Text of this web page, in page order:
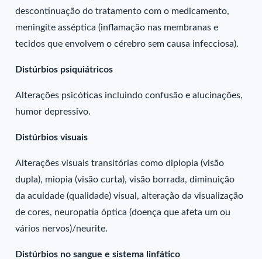
descontinuação do tratamento com o medicamento,
meningite asséptica (inflamação nas membranas e
tecidos que envolvem o cérebro sem causa infecciosa).
Distúrbios psiquiátricos
Alterações psicóticas incluindo confusão e alucinações,
humor depressivo.
Distúrbios visuais
Alterações visuais transitórias como diplopia (visão
dupla), miopia (visão curta), visão borrada, diminuição
da acuidade (qualidade) visual, alteração da visualização
de cores, neuropatia óptica (doença que afeta um ou
vários nervos)/neurite.
Distúrbios no sangue e sistema linfático